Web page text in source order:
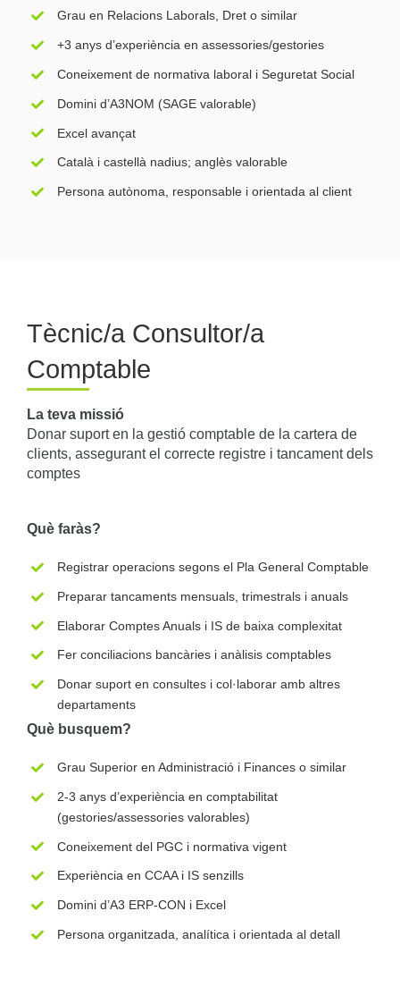
Grau en Relacions Laborals, Dret o similar
+3 anys d’experiència en assessories/gestories
Coneixement de normativa laboral i Seguretat Social
Domini d’A3NOM (SAGE valorable)
Excel avançat
Català i castellà nadius; anglès valorable
Persona autònoma, responsable i orientada al client
Tècnic/a Consultor/a
Comptable
La teva missió
Donar suport en la gestió comptable de la cartera de
clients, assegurant el correcte registre i tancament dels
comptes
Què faràs?
Registrar operacions segons el Pla General Comptable
Preparar tancaments mensuals, trimestrals i anuals
Elaborar Comptes Anuals i IS de baixa complexitat
Fer conciliacions bancàries i anàlisis comptables
Donar suport en consultes i col·laborar amb altres
departaments
Què busquem?
Grau Superior en Administració i Finances o similar
2-3 anys d’experiència en comptabilitat
(gestories/assessories valorables)
Coneixement del PGC i normativa vigent
Experiència en CCAA i IS senzills
Domini d’A3 ERP-CON i Excel
Persona organitzada, analítica i orientada al detall